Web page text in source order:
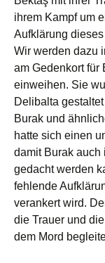
ihrem Kampf um
Aufklärung
Wir werden dazu
am Gedenkort für
einweihen. Sie
Delibalta
Burak und
hatte sich einen
damit Burak auch
gedacht werden
fehlende
verankert wird.
die Trauer und
dem Mord